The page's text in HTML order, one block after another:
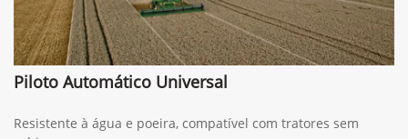
Piloto Automático Universal
Resistente à água e poeira, compatível com tratores sem